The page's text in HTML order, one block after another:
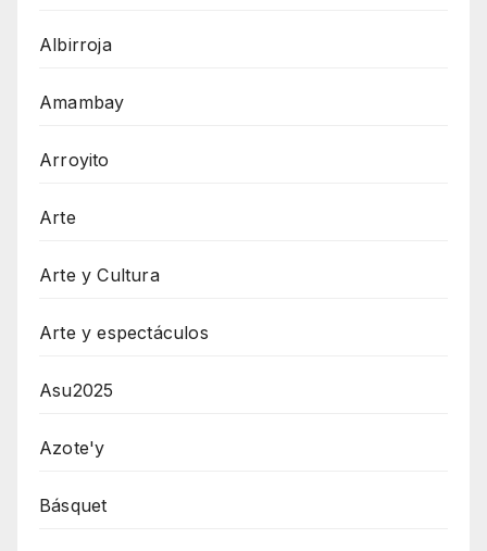
Albirroja
Amambay
Arroyito
Arte
Arte y Cultura
Arte y espectáculos
Asu2025
Azote'y
Básquet